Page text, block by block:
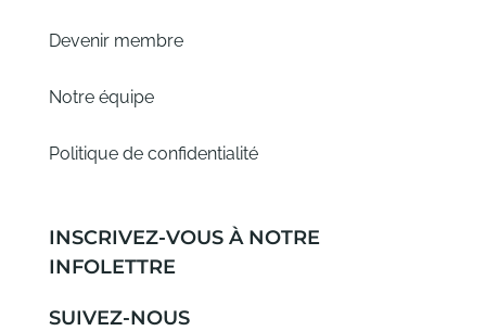
Devenir membre
Notre équipe
Politique de confidentialité
INSCRIVEZ-VOUS À NOTRE
INFOLETTRE
SUIVEZ-NOUS